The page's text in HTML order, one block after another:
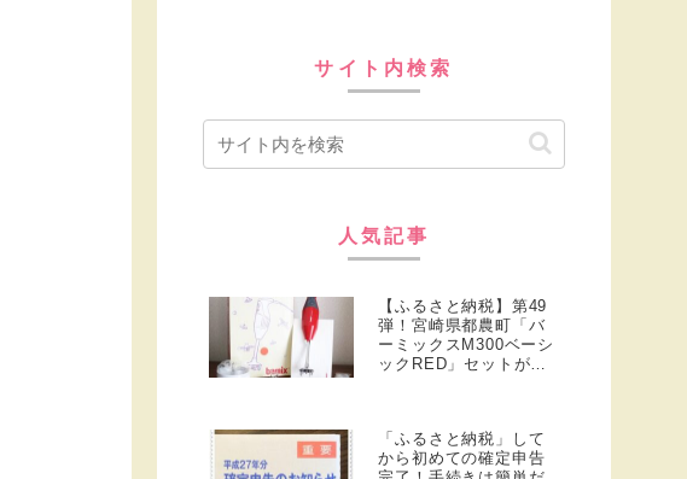
サイト内検索
人気記事
【ふるさと納税】第49
弾！宮崎県都農町「バ
ーミックスM300ベーシ
ックRED」セットが到
「ふるさと納税」して
から初めての確定申告